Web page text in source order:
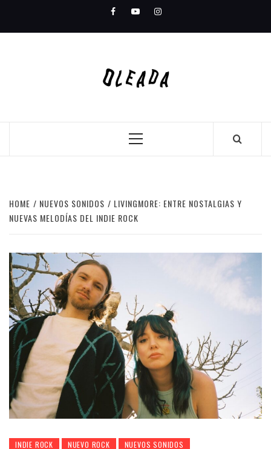
content
FacebookYoutubeInstagram
Primary
HOME NUEVOS SONIDOS
LIVINGMORE: ENTRE NOSTALGIAS Y
NUEVAS MELODÍAS DEL INDIE ROCK
INDIE ROCK NUEVO ROCK NUEVOS SONIDOS